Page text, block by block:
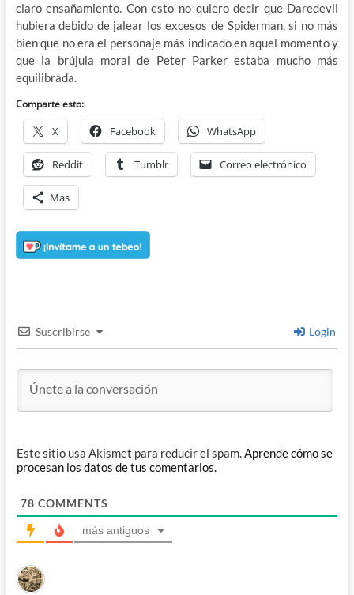
claro ensañamiento. Con esto no quiero decir que Daredevil
hubiera debido de jalear los excesos de Spiderman, si no más
bien que no era el personaje más indicado en aquel momento y
que la brújula moral de Peter Parker estaba mucho más
equilibrada.
Comparte esto:
X Facebook WhatsApp
Reddit Tumblr Correo electrónico
Más
Suscribirse Login
Este sitio usa Akismet para reducir el spam.Aprende cómo se
procesan los datos de tus comentarios.
78 COMMENTS
más antiguos